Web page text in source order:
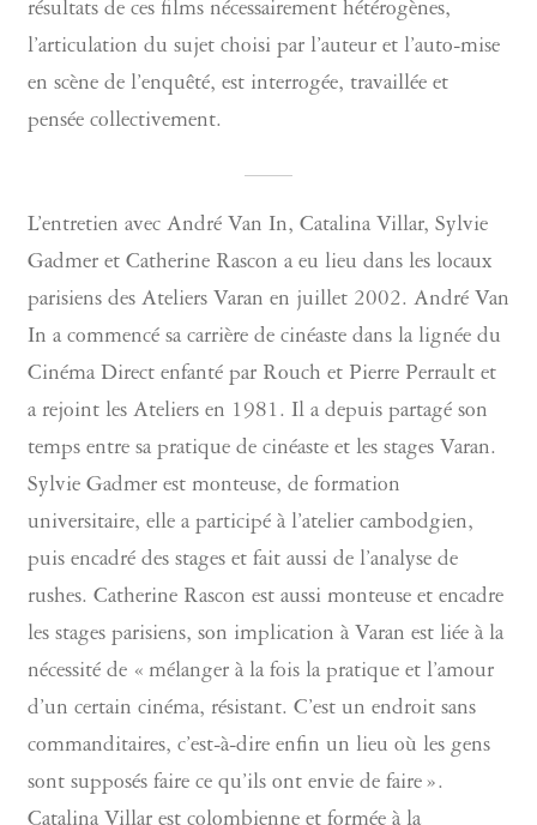
résultats de ces films nécessairement hétérogènes,
l’articulation du sujet choisi par l’auteur et l’auto-mise
en scène de l’enquêté, est interrogée, travaillée et
pensée collectivement.
L’entretien avec André Van In, Catalina Villar, Sylvie
Gadmer et Catherine Rascon a eu lieu dans les locaux
parisiens des Ateliers Varan en juillet 2002. André Van
In a commencé sa carrière de cinéaste dans la lignée du
Cinéma Direct enfanté par Rouch et Pierre Perrault et
a rejoint les Ateliers en 1981. Il a depuis partagé son
temps entre sa pratique de cinéaste et les stages Varan.
Sylvie Gadmer est monteuse, de formation
universitaire, elle a participé à l’atelier cambodgien,
puis encadré des stages et fait aussi de l’analyse de
rushes. Catherine Rascon est aussi monteuse et encadre
les stages parisiens, son implication à Varan est liée à la
nécessité de « mélanger à la fois la pratique et l’amour
d’un certain cinéma, résistant. C’est un endroit sans
commanditaires, c’est-à-dire enfin un lieu où les gens
sont supposés faire ce qu’ils ont envie de faire ».